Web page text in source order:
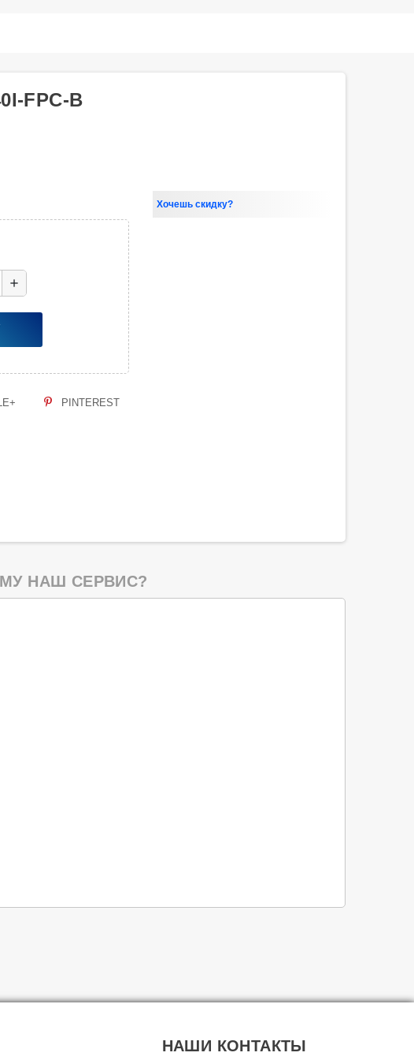
FPC-B
add
PINTEREST
Хочешь скидку?
НАШ СЕРВИС?
НАШИ КОНТАКТЫ